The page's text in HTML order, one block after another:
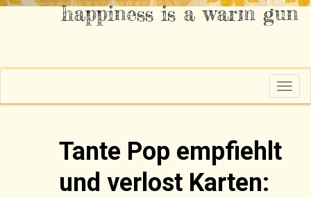
happiness is a warm gun
T
o
g
Tante Pop empfiehlt
und verlost Karten: